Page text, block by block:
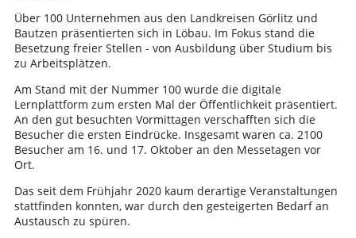
Über 100 Unternehmen aus den Landkreisen Görlitz und
Bautzen präsentierten sich in Löbau. Im Fokus stand die
Besetzung freier Stellen - von Ausbildung über Studium bis
zu Arbeitsplätzen.
Am Stand mit der Nummer 100 wurde die digitale
Lernplattform zum ersten Mal der Öffentlichkeit präsentiert.
An den gut besuchten Vormittagen verschafften sich die
Besucher die ersten Eindrücke. Insgesamt waren ca. 2100
Besucher am 16. und 17. Oktober an den Messetagen vor
Ort.
Das seit dem Frühjahr 2020 kaum derartige Veranstaltungen
stattfinden konnten, war durch den gesteigerten Bedarf an
Austausch zu spüren.